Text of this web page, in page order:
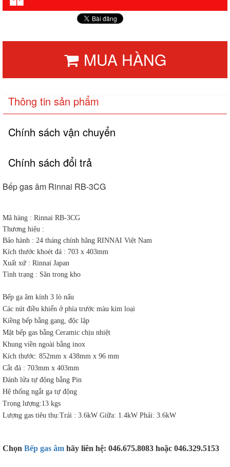
MUA HÀNG
Thông tin sản phẩm
Chính sách vận chuyển
Chính sách đổi trả
Bếp gas âm Rinnai RB-3CG
Mã hàng : Rinnai RB-3CG
Thương hiệu :
Bảo hành : 24 tháng chính hãng RINNAI Việt Nam
Kích thước khoét đá : 703 x 403mm
Xuất xứ : Rinnai Japan
Tình trạng : Sãn trong kho
Bếp ga âm kính 3 lò nấu
Các nút điều khiển ở phía trước màu kim loại
Kiềng bếp bằng gang, độc lập
Mặt bếp gas bằng Ceramic chịu nhiệt
Khung viền ngoài bằng inox
Kích thước: 852mm x 438mm x 96 mm
Cắt đá : 703mm x 403mm
Đánh lửa tự động bằng Pin
Hệ thống ngắt ga tự động
Trọng lượng:13 kgs
Lượng gas tiêu thụ:Trái : 3.6kW Giữa: 1.4kW Phải: 3.6kW
Chọn Bếp gas âm hãy liên hệ: 046.675.8083 hoặc 046.329.5153